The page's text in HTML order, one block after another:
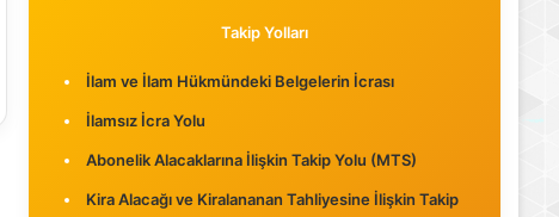
Takip Yolları
İlam ve İlam Hükmündeki Belgelerin İcrası
İlamsız İcra Yolu
Abonelik Alacaklarına İlişkin Takip Yolu (MTS)
Kira Alacağı ve Kiralananan Tahliyesine İlişkin Takip